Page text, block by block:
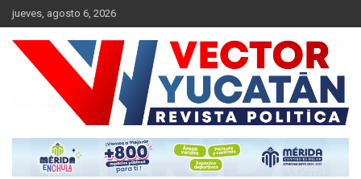
Saltar
al
contenido
jueves, agosto 6, 2026
Vector Yucatán